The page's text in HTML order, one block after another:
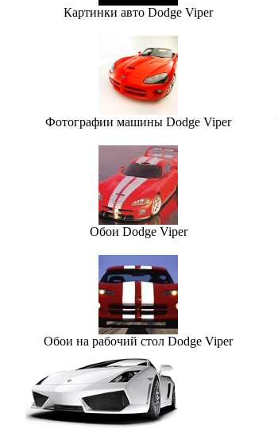
Картинки авто Dodge Viper
Фотографии машины Dodge Viper
Обои Dodge Viper
Обои на рабочий стол Dodge Viper